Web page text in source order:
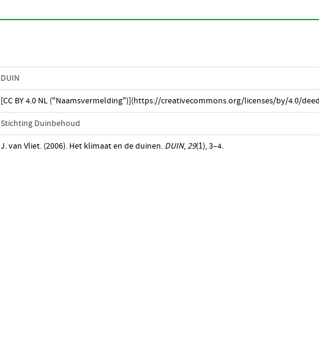
DUIN
[CC BY 4.0 NL ("Naamsvermelding")](https://creativecommons.org/licenses/by/4.0/
Stichting Duinbehoud
J. van Vliet. (2006). Het klimaat en de duinen. DUIN,29(1), 3–4.